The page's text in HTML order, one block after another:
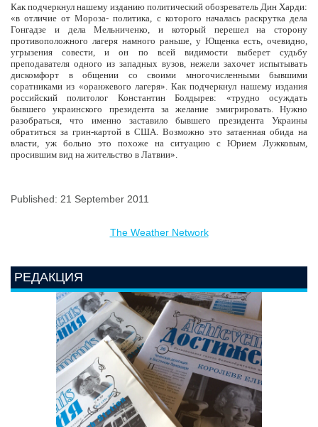
Как подчеркнул нашему изданию политический обозреватель Дин Харди:
«в отличие от Мороза- политика, с которого началась раскрутка дела
Гонгадзе и дела Мельниченко, и который перешел на сторону
противоположного лагеря намного раньше, у Ющенка есть, очевидно,
угрызения совести, и он по всей видимости выберет судьбу
преподавателя одного из западных вузов, нежели захочет испытывать
дискомфорт в общении со своими многочисленными бывшими
соратниками из «оранжевого лагеря». Как подчеркнул нашему издания
российский политолог Константин Болдырев: «трудно осуждать
бывшего украинского президента за желание эмигрировать. Нужно
разобраться, что именно заставило бывшего президента Украины
обратиться за грин-картой в США. Возможно это затаенная обида на
власти, уж больно это похоже на ситуацию с Юрием Лужковым,
просившим вид на жительство в Латвии».
Published: 21 September 2011
The Weather Network
РЕДАКЦИЯ